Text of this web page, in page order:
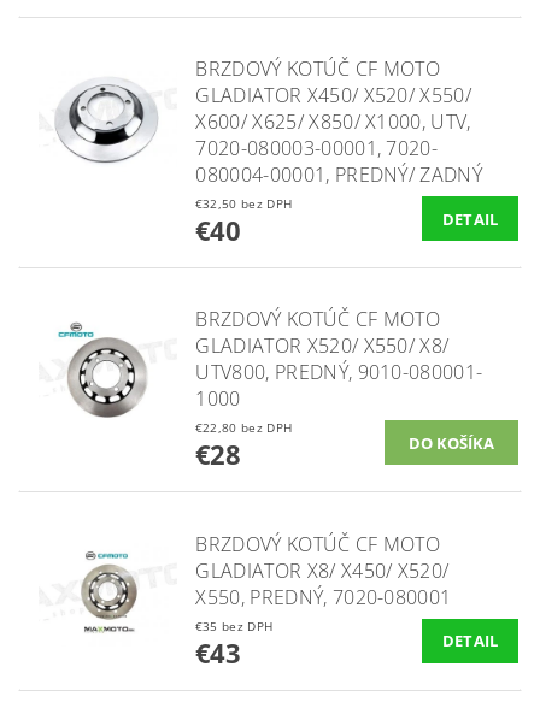
BRZDOVÝ KOTÚČ CF MOTO
GLADIATOR X450/ X520/ X550/
X600/ X625/ X850/ X1000, UTV,
7020-080003-00001, 7020-
080004-00001, PREDNÝ/ ZADNÝ
€32,50 bez DPH
€40 DETAIL
BRZDOVÝ KOTÚČ CF MOTO
GLADIATOR X520/ X550/ X8/
UTV800, PREDNÝ, 9010-080001-
1000
€22,80 bez DPH
€28
BRZDOVÝ KOTÚČ CF MOTO
GLADIATOR X8/ X450/ X520/
X550, PREDNÝ, 7020-080001
€35 bez DPH
€43 DETAIL